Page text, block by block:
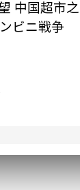
中国超市
ビニ戦争